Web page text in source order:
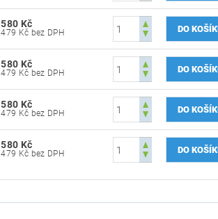
580 Kč
479 Kč bez DPH
580 Kč
479 Kč bez DPH
580 Kč
479 Kč bez DPH
580 Kč
479 Kč bez DPH